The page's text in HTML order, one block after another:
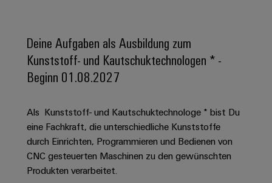
Sicherheit
für
moderne
Energienetze
Lösungen
für
die
spezifischen
Anforderungen
in
der
Smart
Cabinet
Building
Metering
Weidmüller
Configurator
Verteilerboxen
Elektronik
Koppelrelais
&
Halbleiterrelais
Trennverstärker
Weidmüller
Configurator
Services
Akkreditiertes
Labor
Kundenservice
Webshop
Kataloganforderung
|
Kundenmagazin
Länder
Management
Informationen
und
Zertifikate
Für
Schülerinnen
und
Ausbildung
Duales
Studium
Deine Aufgaben als Ausbildung zum
Kunststoff- und Kautschuktechnologen * -
Beginn 01.08.2027
Als Kunststoff- und Kautschuktechnologe * bist Du
eine Fachkraft, die unterschiedliche Kunststoffe
durch Einrichten, Programmieren und Bedienen von
CNC gesteuerten Maschinen zu den gewünschten
Produkten verarbeitet.